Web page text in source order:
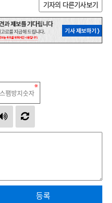
기자의 다른기사보기
등록